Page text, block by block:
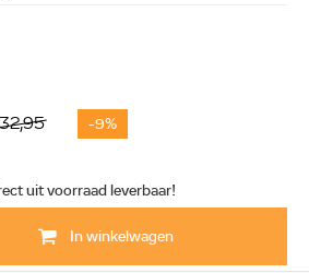
32,95 -9%
uit voorraad leverbaar!
In winkelwagen